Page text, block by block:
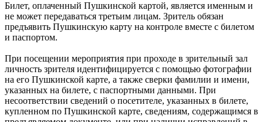
Билет, оплаченный Пушкинской картой, является именным и
не может передаваться третьим лицам. Зритель обязан
предъявить Пушкинскую карту на контроле вместе с билетом
и паспортом.
При посещении мероприятия при проходе в зрительный зал
личность зрителя идентифицируется с помощью фотографии
на его Пушкинской карте, а также сверки фамилии и имени,
указанных на билете, с паспортными данными. При
несоответствии сведений о посетителе, указанных в билете,
купленном по Пушкинской карте, сведениям, содержащимся в